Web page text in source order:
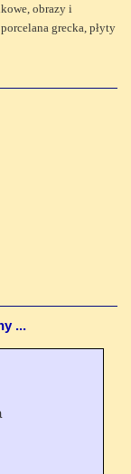
obrazy i
grecka, płyty
...